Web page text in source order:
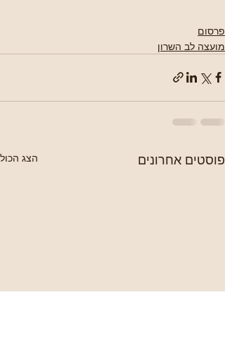
פרסום
מועצה לב השרון
פוסטים אחרונים הצג הכול